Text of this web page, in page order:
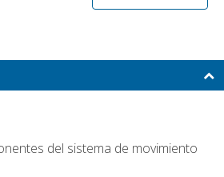
del sistema de movimiento